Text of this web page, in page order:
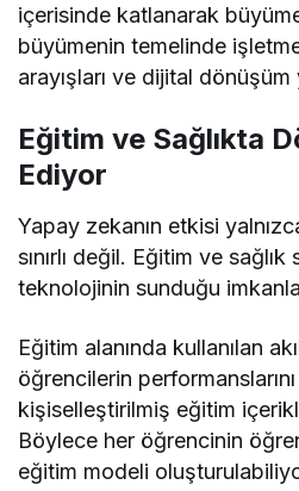
içerisinde katlanarak
büyümenin temelinde
arayışları ve dijital dönüşüm
Eğitim ve Sağlıkta
Ediyor
Yapay zekanın etkisi
sınırlı değil. Eğitim ve
teknolojinin sunduğu
Eğitim alanında kullanılan
öğrencilerin
kişiselleştirilmiş eğitim
Böylece her öğrencinin
eğitim modeli